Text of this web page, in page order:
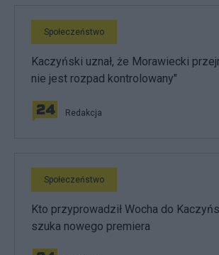
Społeczeństwo
Kaczyński uznał, że Morawiecki
nie jest rozpad kontrolowany"
Redakcja
Społeczeństwo
Kto przyprowadził Wocha do
szuka nowego premiera